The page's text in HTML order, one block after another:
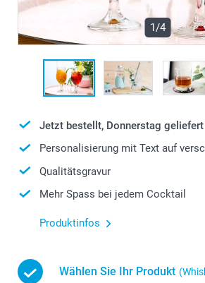
1/4
Jetzt bestellt, Donnerstag geliefert
Personalisierung mit Text auf
Qualitätsgravur
Mehr Spass bei jedem Cocktail
Produktinfos
Wählen Sie Ihr Produkt